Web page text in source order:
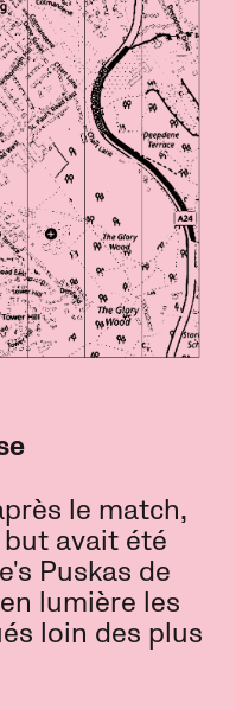
le match,
avait été
Puskas de
lumière les
loin des plus